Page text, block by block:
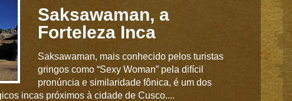
Saksawaman, a
Forteleza Inca
Saksawaman, mais conhecido pelos turistas
gringos como “Sexy Woman” pela difícil
pronúncia e similaridade fônica, é um dos
incas próximos à cidade de Cusco....